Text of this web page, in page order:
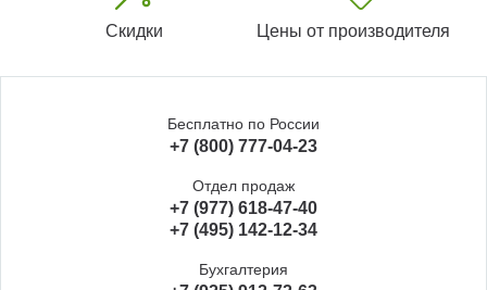
Скидки Цены от производителя
Бесплатно по России
+7 (800) 777-04-23
Отдел продаж
+7 (977) 618-47-40
+7 (495) 142-12-34
Бухгалтерия